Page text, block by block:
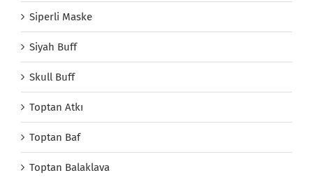
Siperli Maske
Siyah Buff
Skull Buff
Toptan Atkı
Toptan Baf
Toptan Balaklava